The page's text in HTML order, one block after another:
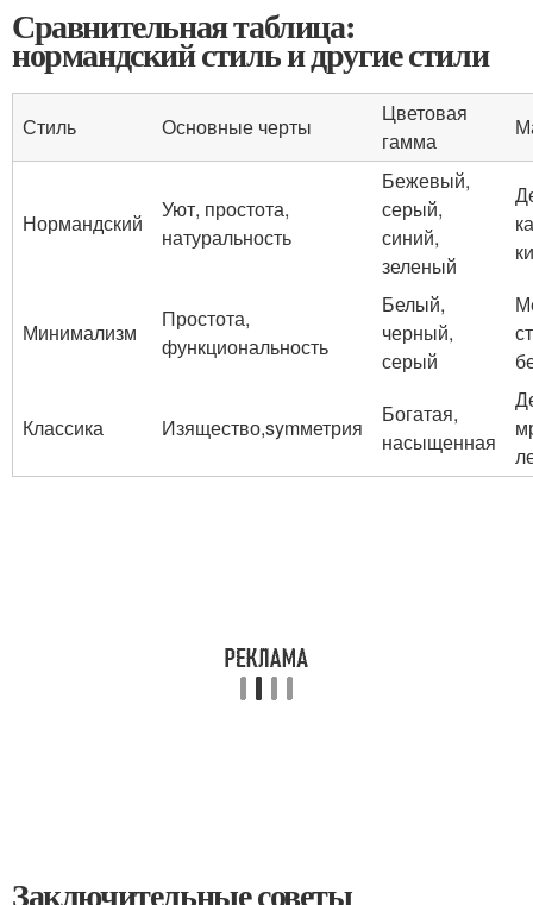
Сравнительная таблица:
нормандский стиль и другие стили
Стиль Основные черты
Цветовая
гамма
Нормандский
Уют, простота,
натуральность
Бежевый,
серый,
синий,
зеленый
Минимализм
Простота,
функциональность
Белый,
черный,
серый
Классика Изящество,symметрия
Богатая,
насыщенная
Заключительные советы